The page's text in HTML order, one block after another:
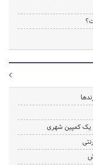
یک کمپین شهری